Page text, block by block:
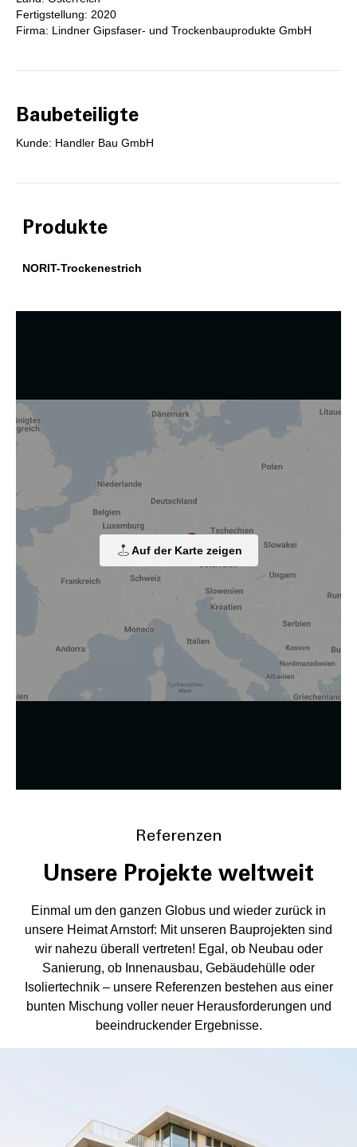
Fertigstellung: 2020
Firma: Lindner Gipsfaser- und Trockenbauprodukte GmbH
Baubeteiligte
Kunde: Handler Bau GmbH
Produkte
NORIT-Trockenestrich
Auf der Karte zeigen
Wir nutzen Cookies und andere Technologien.
Diese Website nutzt Cookies und vergleichbare Funktionen
zur Verarbeitung von Endgeräteinformationen und
Einbindung von Inhalten, externen Diensten und Elementen
Dritter, der statistischen Analyse/Messung, der
personalisierten Werbung sowie der Einbindung sozialer
Medien. Je nach Funktion werden dabei Daten an Dritte
weitergegeben und an Dritte in Ländern, in denen kein
angemessenes Datenschutzniveau vorliegt und von diesen
verarbeitet wird, z. B. die USA. Ihre Einwilligung ist stets
freiwillig, für die Nutzung unserer Website nicht erforderlich
und kann jederzeit auf unserer Seite abgelehnt oder
Zustimmung ändern
Referenzen
Unsere Projekte weltweit
Einmal um den ganzen Globus und wieder zurück in
unsere Heimat Arnstorf: Mit unseren Bauprojekten sind
wir nahezu überall vertreten! Egal, ob Neubau oder
Sanierung, ob Innenausbau, Gebäudehülle oder
Isoliertechnik – unsere Referenzen bestehen aus einer
bunten Mischung voller neuer Herausforderungen und
beeindruckender Ergebnisse.